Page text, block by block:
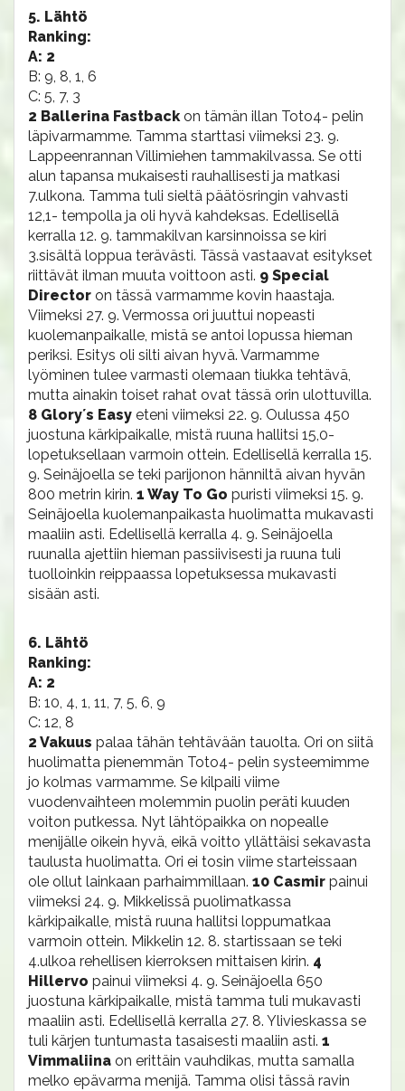
5. Lähtö
Ranking:
A: 2
B: 9, 8, 1, 6
C: 5, 7, 3
2 Ballerina Fastbackon tämän illan Toto4- pelin
läpivarmamme. Tamma starttasi viimeksi 23. 9.
Lappeenrannan Villimiehen tammakilvassa. Se otti
alun tapansa mukaisesti rauhallisesti ja matkasi
7.ulkona. Tamma tuli sieltä päätösringin vahvasti
12,1- tempolla ja oli hyvä kahdeksas. Edellisellä
kerralla 12. 9. tammakilvan karsinnoissa se kiri
3.sisältä loppua terävästi. Tässä vastaavat esitykset
riittävät ilman muuta voittoon asti. 9 Special
Director on tässä varmamme kovin haastaja.
Viimeksi 27. 9. Vermossa ori juuttui nopeasti
kuolemanpaikalle, mistä se antoi lopussa hieman
periksi. Esitys oli silti aivan hyvä. Varmamme
lyöminen tulee varmasti olemaan tiukka tehtävä,
mutta ainakin toiset rahat ovat tässä orin ulottuvilla.
8 Glory´s Easy eteni viimeksi 22. 9. Oulussa 450
juostuna kärkipaikalle, mistä ruuna hallitsi 15,0-
lopetuksellaan varmoin ottein. Edellisellä kerralla 15.
9. Seinäjoella se teki parijonon hänniltä aivan hyvän
800 metrin kirin. 1 Way To Go puristi viimeksi 15. 9.
Seinäjoella kuolemanpaikasta huolimatta mukavasti
maaliin asti. Edellisellä kerralla 4. 9. Seinäjoella
ruunalla ajettiin hieman passiivisesti ja ruuna tuli
tuolloinkin reippaassa lopetuksessa mukavasti
sisään asti.
6. Lähtö
Ranking:
A: 2
B: 10, 4, 1, 11, 7, 5, 6, 9
C: 12, 8
2 Vakuus palaa tähän tehtävään tauolta. Ori on siitä
huolimatta pienemmän Toto4- pelin systeemimme
jo kolmas varmamme. Se kilpaili viime
vuodenvaihteen molemmin puolin peräti kuuden
voiton putkessa. Nyt lähtöpaikka on nopealle
menijälle oikein hyvä, eikä voitto yllättäisi sekavasta
taulusta huolimatta. Ori ei tosin viime starteissaan
ole ollut lainkaan parhaimmillaan. 10 Casmir painui
viimeksi 24. 9. Mikkelissä puolimatkassa
kärkipaikalle, mistä ruuna hallitsi loppumatkaa
varmoin ottein. Mikkelin 12. 8. startissaan se teki
4.ulkoa rehellisen kierroksen mittaisen kirin. 4
Hillervo painui viimeksi 4. 9. Seinäjoella 650
juostuna kärkipaikalle, mistä tamma tuli mukavasti
maaliin asti. Edellisellä kerralla 27. 8. Ylivieskassa se
tuli kärjen tuntumasta tasaisesti maaliin asti. 1
Vimmaliina on erittäin vauhdikas, mutta samalla
melko epävarma menijä. Tamma olisi tässä ravin